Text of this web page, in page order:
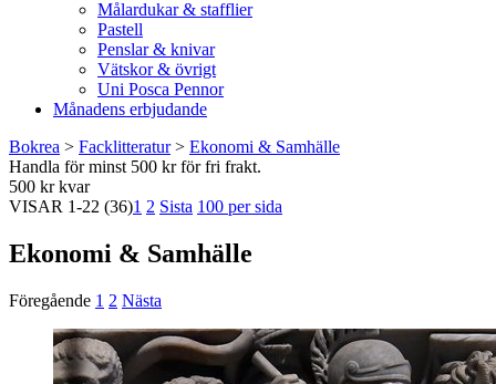
Målardukar & stafflier
Pastell
Penslar & knivar
Vätskor & övrigt
Uni Posca Pennor
Månadens erbjudande
Bokrea > Facklitteratur> Ekonomi & Samhälle
Handla för minst 500 kr för fri frakt.
500 kr kvar
VISAR 1-22 (36)1 2 Sista 100 per sida
Ekonomi & Samhälle
Föregående 1 2 Nästa